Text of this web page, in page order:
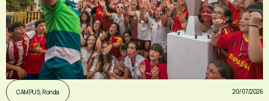
CAMPUS, Ronda 20/07/2026